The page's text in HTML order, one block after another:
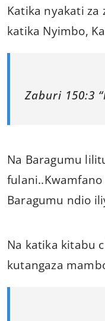
Katika nyakati
katika Nyimbo,
Zaburi 150:3
Na Baragumu
Baragumu ndio
Na katika kitabu
kutangaza